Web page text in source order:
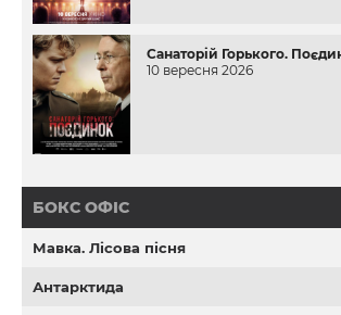
Санаторій Горького.
10 вересня 2026
БОКС ОФІС
Мавка. Лісова пісня
Антарктида